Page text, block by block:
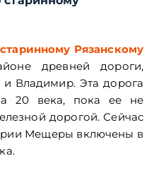
Рязанскому
древней дороги,
и Владимир. Эта дорога
20 века, пока ее не
дорогой. Сейчас
Мещеры включены в